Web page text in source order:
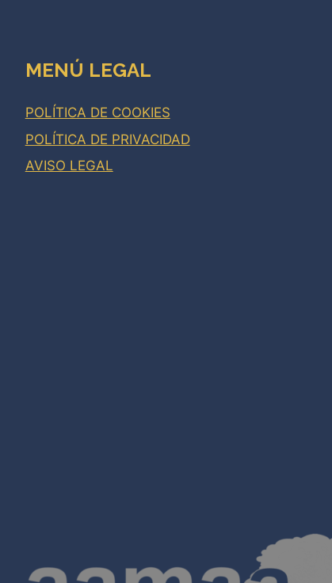
MENÚ LEGAL
POLÍTICA DE COOKIES
POLÍTICA DE PRIVACIDAD
AVISO LEGAL